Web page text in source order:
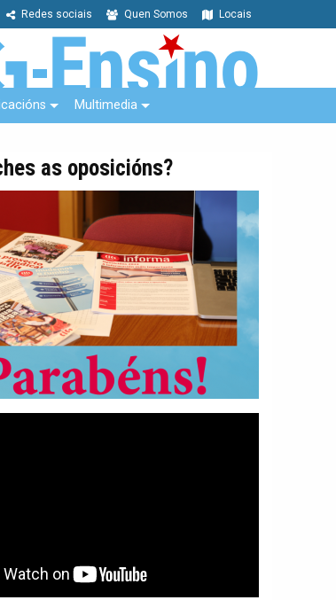
Locais
Quen Somos
Redes sociais
Multimedia
as oposicións?